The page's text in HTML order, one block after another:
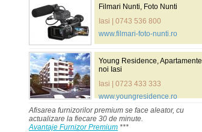
Filmari Nunti, Foto Nunti
Iasi | 0743 536 800
www.filmari-foto-nunti.ro
Young Residence, Apartamente
noi Iasi
Iasi | 0723 433 333
www.youngresidence.ro
Afisarea furnizorilor premium se face aleator, cu
actualizare la fiecare 30 de minute.
Avantaje Furnizor Premium ***